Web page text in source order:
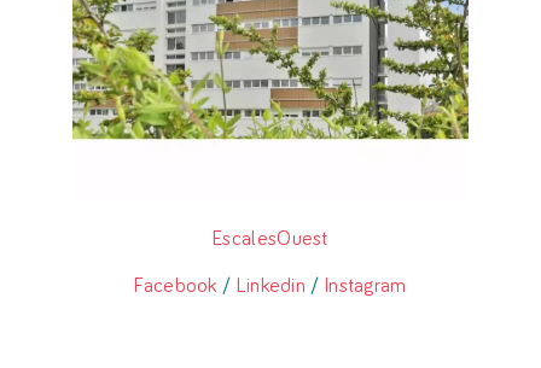
EscalesOuest
Facebook / Linkedin / Instagram